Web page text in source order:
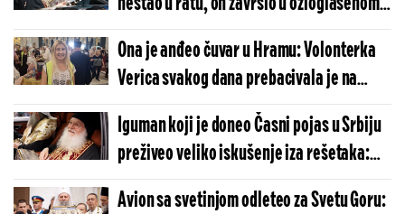
zatvoru, a cela Srbija se poklonila svetinji
koju je doneo
Ona je anđeo čuvar u Hramu: Volonterka
Verica svakog dana prebacivala je na
stotine mališana preko reda
(FOTO/VIDEO)
Iguman koji je doneo Časni pojas u Srbiju
preživeo veliko iskušenje iza rešetaka:
Evo šta je iz ćelije poručio svom bratstvu!
Avion sa svetinjom odleteo za Svetu Goru: